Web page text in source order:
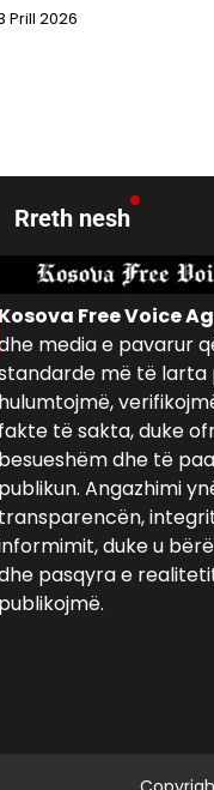
Prill 2026
Rreth nesh
Kosova Free Voice
media e pavarur
më të larta
hulumtojmë,
fakte të sakta, duke
besueshëm dhe të
publikun. Angazhimi
transparencën,
duke u
pasqyra e
publikojmë.